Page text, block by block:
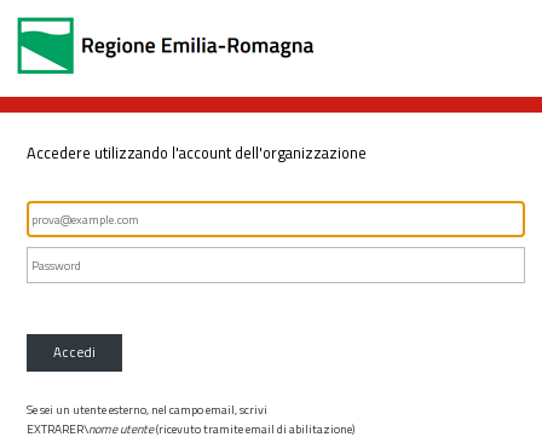
Accedere utilizzando l'account dell'organizzazione
Accedi
Se sei un utente esterno, nel campo email, scrivi
EXTRARER\nome utente(ricevuto tramite email di abilitazione)